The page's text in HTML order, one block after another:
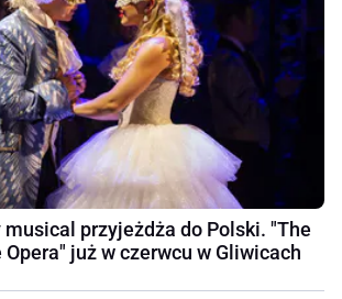
przyjeżdża do Polski. "The
już w czerwcu w Gliwicach